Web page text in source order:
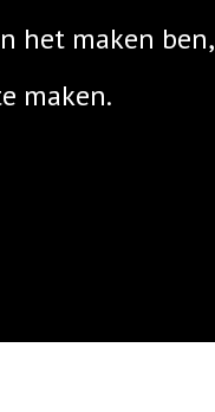
het maken ben,
maken.